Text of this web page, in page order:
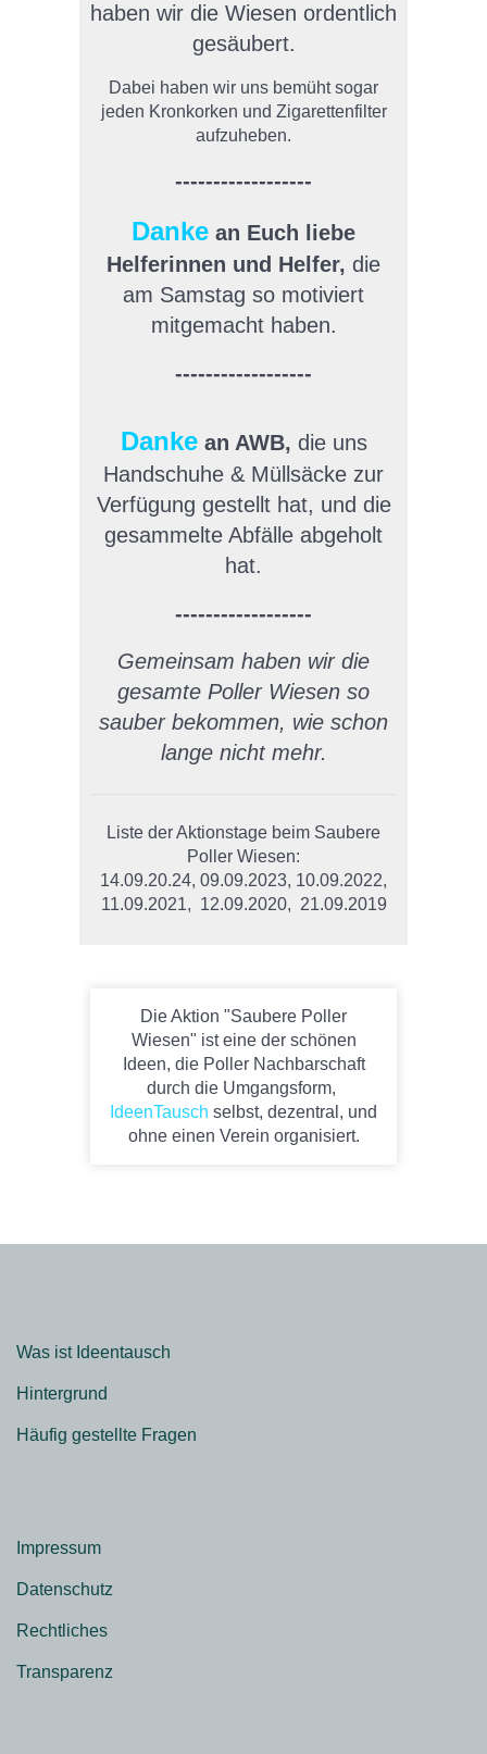
haben wir die Wiesen ordentlich
gesäubert.
Dabei haben wir uns bemüht sogar
jeden Kronkorken und Zigarettenfilter
aufzuheben.
------------------
Danke an Euch liebe
Helferinnen und Helfer, die
am Samstag so motiviert
mitgemacht haben.
------------------
Dankean AWB, die uns
Handschuhe & Müllsäcke zur
Verfügung gestellt hat, und die
gesammelte Abfälle abgeholt
hat.
------------------
Gemeinsam haben wir die
gesamte Poller Wiesen so
sauber bekommen, wie schon
lange nicht mehr.
Liste der Aktionstage beim Saubere
Poller Wiesen:
14.09.20.24, 09.09.2023, 10.09.2022,
11.09.2021, 12.09.2020, 21.09.2019
Die Aktion "Saubere Poller
Wiesen" ist eine der schönen
Ideen, die Poller Nachbarschaft
durch die Umgangsform,
IdeenTausch selbst, dezentral, und
ohne einen Verein organisiert.
Was ist Ideentausch
Hintergrund
Häufig gestellte Fragen
Impressum
Datenschutz
Rechtliches
Transparenz